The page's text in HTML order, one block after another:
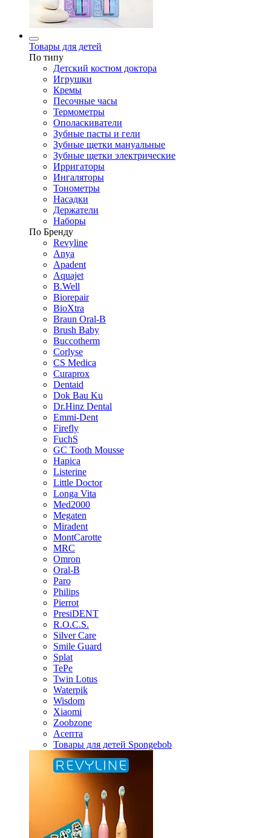
Товары для детей
По типу
Детский костюм доктора
Игрушки
Кремы
Песочные часы
Термометры
Ополаскиватели
Зубные пасты и гели
Зубные щетки мануальные
Зубные щетки электрические
Ирригаторы
Ингаляторы
Тонометры
Насадки
Держатели
Наборы
По Бренду
Revyline
Anya
Apadent
Aquajet
B.Well
Biorepair
BioXtra
Braun Oral-B
Brush Baby
Buccotherm
Corlyse
CS Medica
Curaprox
Dentaid
Dok Bau Ku
Dr.Hinz Dental
Emmi-Dent
Firefly
FuchS
GC Tooth Mousse
Hapica
Listerine
Little Doctor
Longa Vita
Med2000
Megaten
Miradent
MontCarotte
MRC
Omron
Oral-B
Paro
Philips
Pierrot
PresiDENT
R.O.C.S.
Silver Care
Smile Guard
Splat
TePe
Twin Lotus
Waterpik
Wisdom
Xiaomi
Zoobzone
Асепта
Товары для детей Spongebob